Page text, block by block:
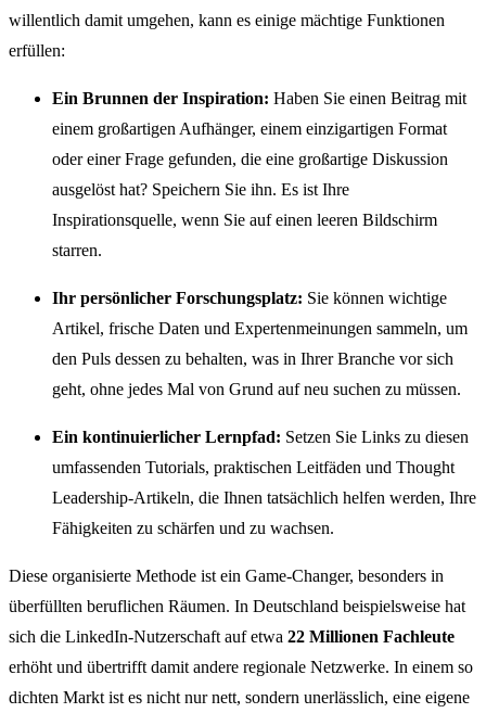
willentlich damit umgehen, kann es einige mächtige Funktionen
erfüllen:
Ein Brunnen der Inspiration: Haben Sie einen Beitrag mit
einem großartigen Aufhänger, einem einzigartigen Format
oder einer Frage gefunden, die eine großartige Diskussion
ausgelöst hat? Speichern Sie ihn. Es ist Ihre
Inspirationsquelle, wenn Sie auf einen leeren Bildschirm
starren.
Ihr persönlicher Forschungsplatz: Sie können wichtige
Artikel, frische Daten und Expertenmeinungen sammeln, um
den Puls dessen zu behalten, was in Ihrer Branche vor sich
geht, ohne jedes Mal von Grund auf neu suchen zu müssen.
Ein kontinuierlicher Lernpfad: Setzen Sie Links zu diesen
umfassenden Tutorials, praktischen Leitfäden und Thought
Leadership-Artikeln, die Ihnen tatsächlich helfen werden, Ihre
Fähigkeiten zu schärfen und zu wachsen.
Diese organisierte Methode ist ein Game-Changer, besonders in
überfüllten beruflichen Räumen. In Deutschland beispielsweise hat
sich die LinkedIn-Nutzerschaft auf etwa 22 Millionen Fachleute
erhöht und übertrifft damit andere regionale Netzwerke. In einem so
dichten Markt ist es nicht nur nett, sondern unerlässlich, eine eigene